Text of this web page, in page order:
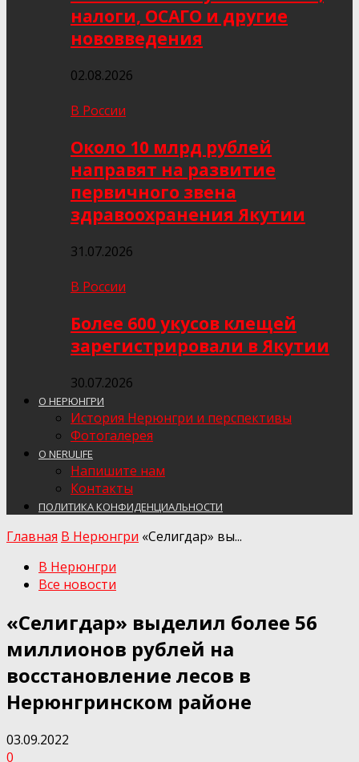
налоги, ОСАГО и другие
нововведения
02.08.2026
В России
Около 10 млрд рублей
направят на развитие
первичного звена
здравоохранения Якутии
31.07.2026
В России
Более 600 укусов клещей
зарегистрировали в Якутии
30.07.2026
О НЕРЮНГРИ
История Нерюнгри и перспективы
Фотогалерея
О NERULIFE
Напишите нам
Контакты
ПОЛИТИКА КОНФИДЕНЦИАЛЬНОСТИ
Главная В Нерюнгри «Селигдар» вы...
В Нерюнгри
Все новости
«Селигдар» выделил более 56
миллионов рублей на
восстановление лесов в
Нерюнгринском районе
03.09.2022
0